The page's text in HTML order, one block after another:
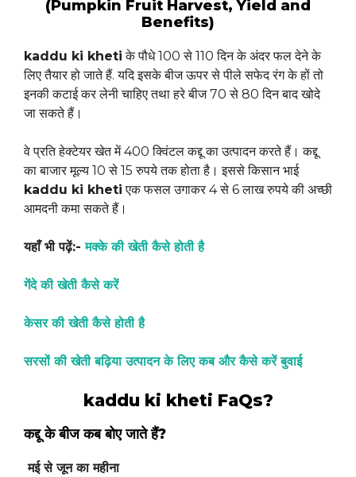
(Pumpkin Fruit Harvest, Yield and
Benefits)
kaddu ki kheti के पौधे 100 से 110 दिन के अंदर फल देने के
लिए तैयार हो जाते हैं. यदि इसके बीज ऊपर से पीले सफेद रंग के हों तो
इनकी कटाई कर लेनी चाहिए तथा हरे बीज 70 से 80 दिन बाद खोदे
जा सकते हैं।
वे प्रति हेक्टेयर खेत में 400 क्विंटल कद्दू का उत्पादन करते हैं। कद्दू
का बाजार मूल्य 10 से 15 रुपये तक होता है। इससे किसान भाई
kaddu ki kheti एक फसल उगाकर 4 से 6 लाख रुपये की अच्छी
आमदनी कमा सकते हैं।
यहाँ भी पढ़ें:-मक्के की खेती कैसे होती है
गेंदे की खेती कैसे करें
केसर की खेती कैसे होती है
सरसों की खेती बढ़िया उत्पादन के लिए कब और कैसे करें बुवाई
kaddu ki kheti FaQs?
कद्दू के बीज कब बोए जाते हैं?
मई से जून का महीना